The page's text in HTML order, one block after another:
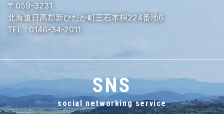
〒059-3231
北海道日高郡新ひだか町三石本桐224番地6
TEL : 0146-34-2011
SNS
social networking service